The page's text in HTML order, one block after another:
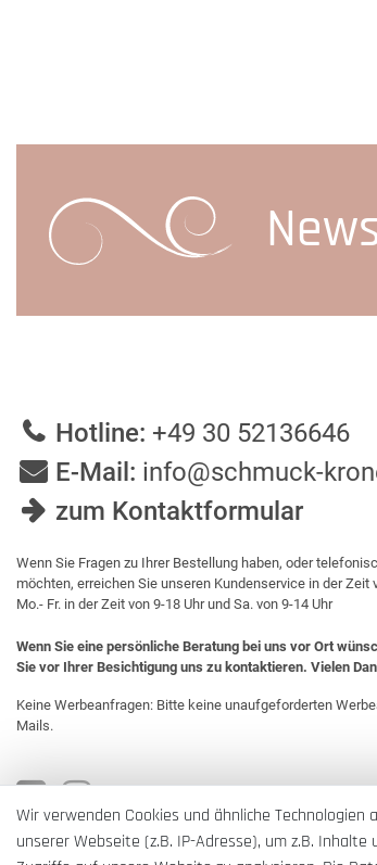
Hotline: +49 30 52136646
E-Mail: info@schmuck-
zum Kontaktformular
Wenn Sie Fragen zu Ihrer Bestellung haben, oder
möchten, erreichen Sie unseren Kundenservice in der Zeit
Mo.- Fr. in der Zeit von 9-18 Uhr und Sa. von 9-14 Uhr
Wenn Sie eine persönliche Beratung bei uns vor Ort
Sie vor Ihrer Besichtigung uns zu kontaktieren. Vielen
Keine Werbeanfragen: Bitte keine unaufgeforderten
Mails.
Wir verwenden Cookies und ähnliche
unserer Webseite (z.B. IP-Adresse), um z.B.